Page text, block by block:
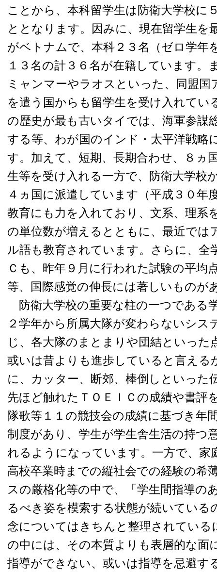
ことから、本科留学生は防衛大学校に
ととなります。因みに、現在留学生を
がベトナムで、本科２３名（ゼロ学年
１３名の計３６名が在籍しています。
ミャンマーやラオスといった、同盟国
を遣う国からも留学生を受け入れてい
の歴史が最も古いタイでは、海軍参謀
する等、わが国のインド・太平洋戦略
す。加えて、短期、長期合わせ、８ヵ
生等を受け入れる一方で、防衛大学校
４ヵ国に派遣しています（平成３０年
教育にも力を入れており、文系、理系
の単位数が増えるとともに、最近では
ル語も教育されています。さらに、全
Ｃも、昨年９月に行われた試験の平均
等、国際感覚の伸長には著しいものが
防衛大学校の重要な柱の一つである
２学年から所属大隊が変わらないシス
じ、各大隊のまとまりや団結といった
或いは昔よりも進歩していると言える
に、カッター、断郊、棒倒しといった
先ほど触れたＴＯＥＩＣの成績や書評
隊歌等１１の競技会の成績に基づき年
制度があり、学生が学生舎生活の持つ
れるようになっています。一方で、家
高校卒業時までの縦社会での経験の希
スの厳格化等の中で、「学生間指導の
るべき姿を模索する状態が続いている
念についてはきちんと整理されている
の中には、その本質よりも表層的な面
指導ができない、或いは指導を忌避す